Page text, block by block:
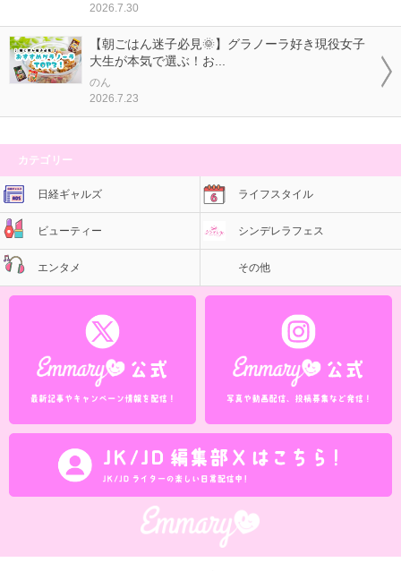
2026.7.30
【朝ごはん迷子必見🌞】グラノーラ好き現役女子
大生が本気で選ぶ！お...
のん
2026.7.23
カテゴリー
日経ギャルズ ライフスタイル
ビューティー シンデレラフェス
エンタメ その他